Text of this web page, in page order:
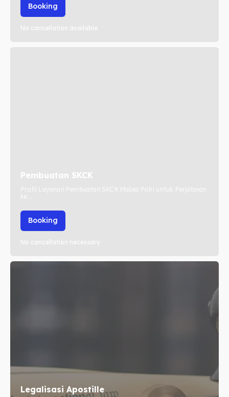
Booking
No cancellation available
Pembuatan SKCK
Profil Layanan Pembuatan SKCK Mabes Polri untuk Perjalanan
ke...
Booking
No cancellation necessary
Legalisasi Apostille